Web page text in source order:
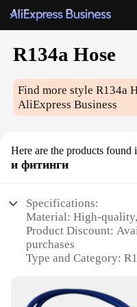
R134a Hose
Find more styleR134a
AliExpress Business
Here are the products found
и фитинги
Specifications:
Material: High-
Product Discount:
purchases
Type and Category:
for easy handling
Usage and Purpose: